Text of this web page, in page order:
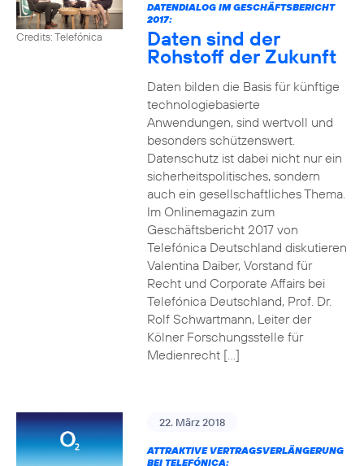
Credits: Telefónica
DATENDIALOG IM GESCHÄFTSBERICHT
2017:
Daten sind der
Rohstoff der Zukunft
Daten bilden die Basis für künftige
technologiebasierte
Anwendungen, sind wertvoll und
besonders schützenswert.
Datenschutz ist dabei nicht nur ein
sicherheitspolitisches, sondern
auch ein gesellschaftliches Thema.
Im Onlinemagazin zum
Geschäftsbericht 2017 von
Telefónica Deutschland diskutieren
Valentina Daiber, Vorstand für
Recht und Corporate Affairs bei
Telefónica Deutschland, Prof. Dr.
Rolf Schwartmann, Leiter der
Kölner Forschungsstelle für
Medienrecht […]
22. März 2018
ATTRAKTIVE VERTRAGSVERLÄNGERUNG
BEI TELEFÓNICA: